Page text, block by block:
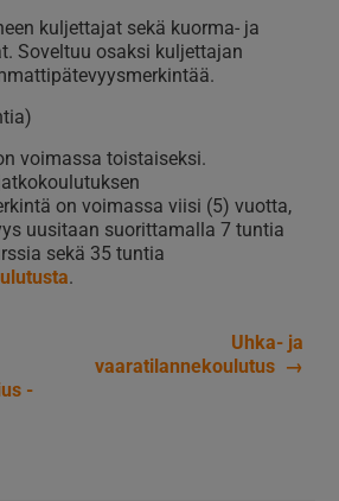
kuljettajat sekä kuorma- ja
Soveltuu osaksi kuljettajan
voimassa toistaiseksi.
on voimassa viisi (5) vuotta,
uusitaan suorittamalla 7 tuntia
sekä 35 tuntia
.
-
Uhka- ja
vaaratilannekoulutus →